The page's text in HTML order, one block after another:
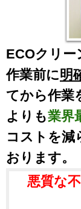
ECOクリー
作業前に明
てから作業
よりも業界
コストを減
おります。
悪質な